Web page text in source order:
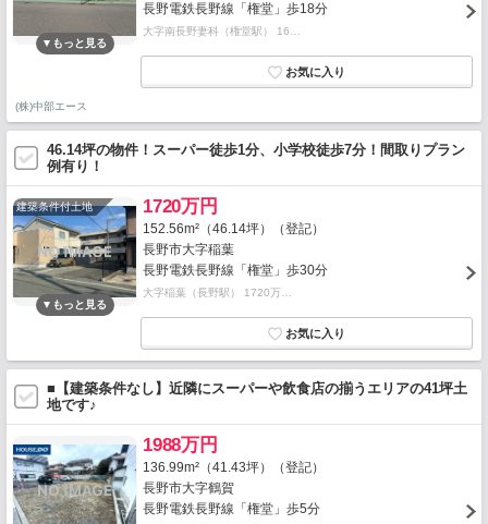
長野電鉄長野線「権堂」歩18分
大字南長野妻科（権堂駅） 16…
(株)中部エース
46.14坪の物件！スーパー徒歩1分、小学校徒歩7分！間取りプラン
例有り！
建築条件付土地 1720万円
152.56m²（46.14坪）（登記）
長野市大字稲葉
長野電鉄長野線「権堂」歩30分
大字稲葉（長野駅） 1720万…
■【建築条件なし】近隣にスーパーや飲食店の揃うエリアの41坪土
地です♪
1988万円
136.99m²（41.43坪）（登記）
長野市大字鶴賀
長野電鉄長野線「権堂」歩5分